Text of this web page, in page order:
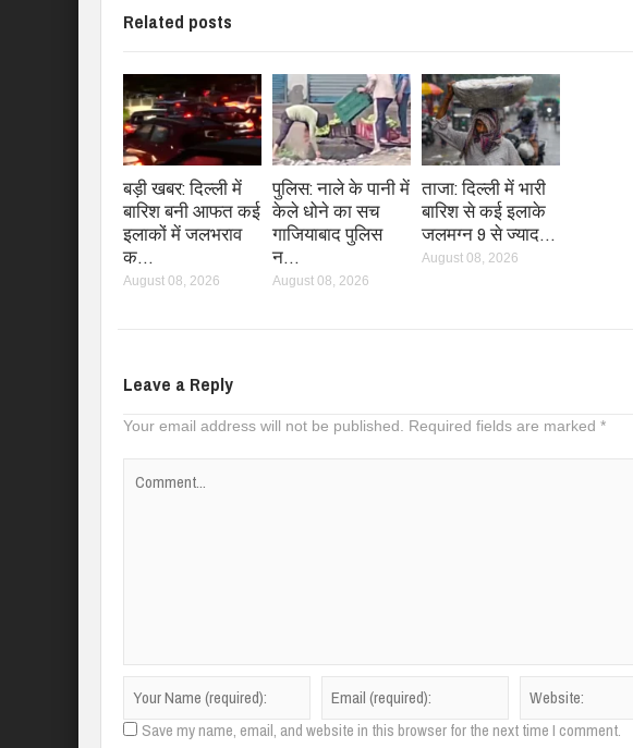
Related posts
बड़ी खबर: दिल्ली में
बारिश बनी आफत कई
इलाकों में जलभराव
क…
August 08, 2026
पुलिस: नाले के पानी में
केले धोने का सच
गाजियाबाद पुलिस
न…
August 08, 2026
ताजा: दिल्ली में भारी
बारिश से कई इलाके
जलमग्न 9 से ज्याद…
August 08, 2026
Leave a Reply
Your email address will not be published. Required fields are marked *
Save my name, email, and website in this browser for the next time I comment.